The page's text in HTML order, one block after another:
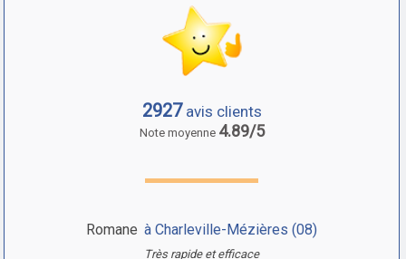
2927avis clients
Note moyenne 4.89/5
Romane à Charleville-Mézières (08)
Très rapide et efficace